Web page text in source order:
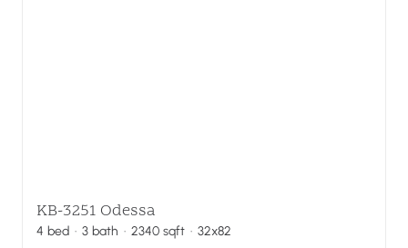
KB-3251 Odessa
4 bed · 3 bath · 2340 sqft· 32x82